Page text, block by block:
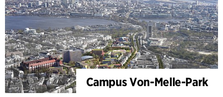
Campus Von-Melle-Park